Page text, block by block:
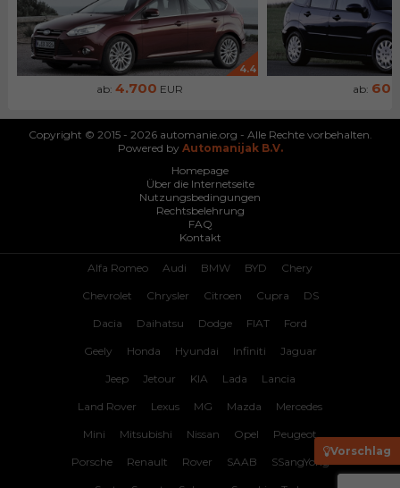
4.4
ab: 4.700 EUR ab: 600
Vorschlag
Copyright © 2015 - 2026 automanie.org - Alle Rechte vorbehalten.
Powered by Automanijak B.V.
Homepage
Über die Internetseite
Nutzungsbedingungen
Rechtsbelehrung
FAQ
Kontakt
Alfa Romeo Audi BMW BYD Chery
Chevrolet Chrysler Citroen Cupra DS
Dacia Daihatsu Dodge FIAT Ford
Geely Honda Hyundai Infiniti Jaguar
Jeep Jetour KIA Lada Lancia
Land Rover Lexus MG Mazda Mercedes
Mini Mitsubishi Nissan Opel Peugeot
Porsche Renault Rover SAAB SSangYong